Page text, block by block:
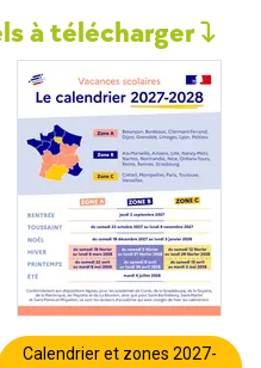
à télécharger
Calendrier et zones 2027-